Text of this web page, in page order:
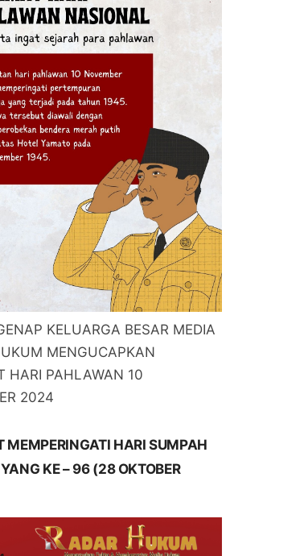
KELUARGA BESAR MEDIA
MENGUCAPKAN
HARI PAHLAWAN 10
2024
MEMPERINGATI HARI SUMPAH
KE – 96 (28 OKTOBER